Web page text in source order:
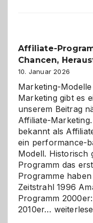
Affiliate-
Chancen,
10. Januar 2026
Marketing-
Marketing gibt es
unserem Beitrag
Affiliate-
bekannt als
ein performance-
Modell. Historisch
Programm das
Programme
Zeitstrahl 1996
Programm
2010er… Affiliate-